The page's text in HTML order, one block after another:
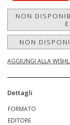
NON
NON
AGGIUNGI ALLA
Dettagli
FORMATO
EDITORE